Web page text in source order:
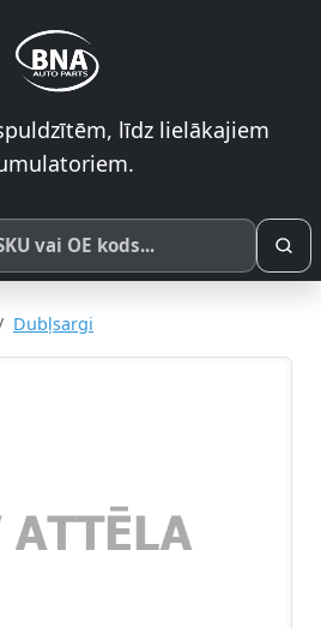
līdz lielākajiem
nosaukuma, SKU vai OE koda
Dubļsargi